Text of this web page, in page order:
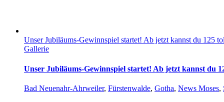
Unser Jubiläums-Gewinnspiel startet! Ab jetzt kannst du 125
Gallerie
Unser Jubiläums-Gewinnspiel startet! Ab jetzt kannst du
Bad Neuenahr-Ahrweiler, Fürstenwalde, Gotha, News Moses,